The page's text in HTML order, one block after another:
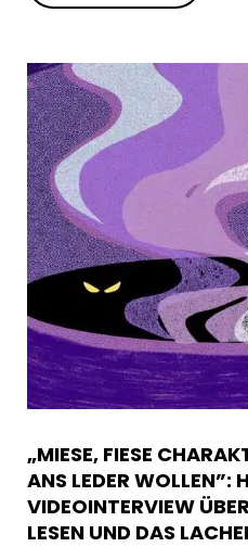
„MIESE, FIESE
ANS LEDER WOLLEN”:
VIDEOINTERVIEW
LESEN UND DAS